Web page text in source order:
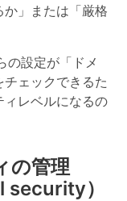
」または「厳格
の設定が 「ドメ
ェックできるた
レベルになるの
の管理
security）